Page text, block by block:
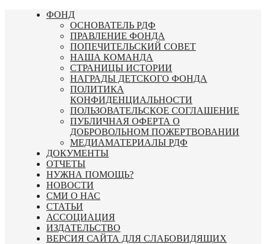
Перейти
ФОНД
ОСНОВАТЕЛЬ РДФ
ПРАВЛЕНИЕ ФОНДА
ПОПЕЧИТЕЛЬСКИЙ СОВЕТ
НАША КОМАНДА
СТРАНИЦЫ ИСТОРИИ
НАГРАДЫ ДЕТСКОГО ФОНДА
ПОЛИТИКА
КОНФИДЕНЦИАЛЬНОСТИ
ПОЛЬЗОВАТЕЛЬСКОЕ СОГЛАШЕНИЕ
ПУБЛИЧНАЯ ОФЕРТА О
ДОБРОВОЛЬНОМ ПОЖЕРТВОВАНИИ
МЕДИАМАТЕРИАЛЫ РДФ
ДОКУМЕНТЫ
ОТЧЕТЫ
НУЖНА ПОМОЩЬ?
НОВОСТИ
СМИ О НАС
СТАТЬИ
АССОЦИАЦИЯ
ИЗДАТЕЛЬСТВО
ВЕРСИЯ САЙТА ДЛЯ СЛАБОВИДЯЩИХ